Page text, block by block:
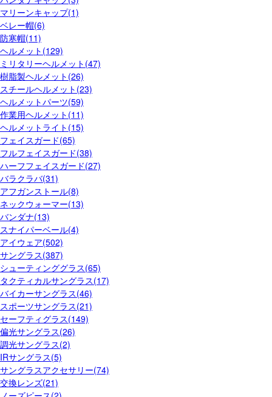
マリーンキャップ(1)
ベレー帽(6)
防寒帽(11)
ヘルメット(129)
ミリタリーヘルメット(47)
樹脂製ヘルメット(26)
スチールヘルメット(23)
ヘルメットパーツ(59)
作業用ヘルメット(11)
ヘルメットライト(15)
フェイスガード(65)
フルフェイスガード(38)
ハーフフェイスガード(27)
バラクラバ(31)
アフガンストール(8)
ネックウォーマー(13)
バンダナ(13)
スナイパーベール(4)
アイウェア(502)
サングラス(387)
シューティンググラス(65)
タクティカルサングラス(17)
バイカーサングラス(46)
スポーツサングラス(21)
セーフティグラス(149)
偏光サングラス(26)
調光サングラス(2)
IRサングラス(5)
サングラスアクセサリー(74)
交換レンズ(21)